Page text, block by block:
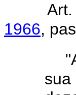
Art.
1966,